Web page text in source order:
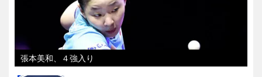
張本美和、４強入り